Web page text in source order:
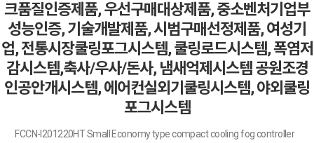
크품질인증제품, 우선구매대상제품, 중소벤처기업부
성능인증, 기술개발제품, 시범구매선정제품, 여성기
업, 전통시장쿨링포그시스템, 쿨링로드시스템, 폭염저
감시스템,축사/우사/돈사, 냄새억제시스템 공원조경
인공안개시스템, 에어컨실외기쿨링시스템, 야외쿨링
포그시스템
FCCN-I201220HT Small Economy type compact cooling fog controller